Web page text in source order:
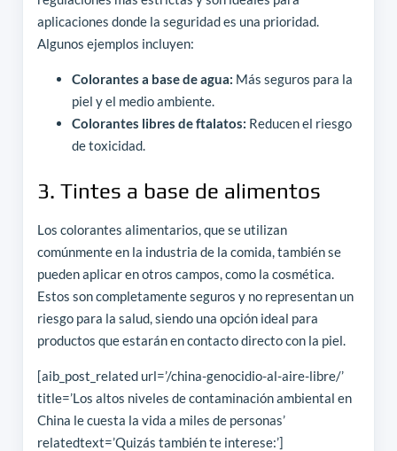
aplicaciones donde la seguridad es una prioridad.
Algunos ejemplos incluyen:
Colorantes a base de agua: Más seguros para la
piel y el medio ambiente.
Colorantes libres de ftalatos: Reducen el riesgo
de toxicidad.
3. Tintes a base de alimentos
Los colorantes alimentarios, que se utilizan
comúnmente en la industria de la comida, también se
pueden aplicar en otros campos, como la cosmética.
Estos son completamente seguros y no representan un
riesgo para la salud, siendo una opción ideal para
productos que estarán en contacto directo con la piel.
[aib_post_related url=’/china-genocidio-al-aire-libre/’
title=’Los altos niveles de contaminación ambiental en
China le cuesta la vida a miles de personas’
relatedtext=’Quizás también te interese:’]